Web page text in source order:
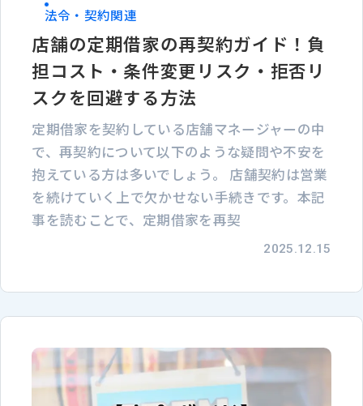
法令・契約関連
店舗の定期借家の再契約ガイド！負
担コスト・条件変更リスク・拒否リ
スクを回避する方法
定期借家を契約している店舗マネージャーの中
で、再契約について以下のような疑問や不安を
抱えている方は多いでしょう。 店舗契約は営業
を続けていく上で欠かせない手続きです。本記
事を読むことで、定期借家を再契
2025.12.15